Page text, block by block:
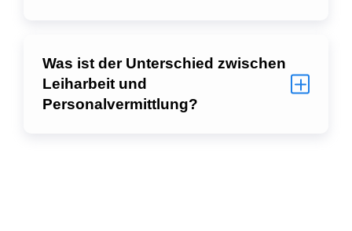
Was ist der Unterschied zwischen
Leiharbeit und
Personalvermittlung?